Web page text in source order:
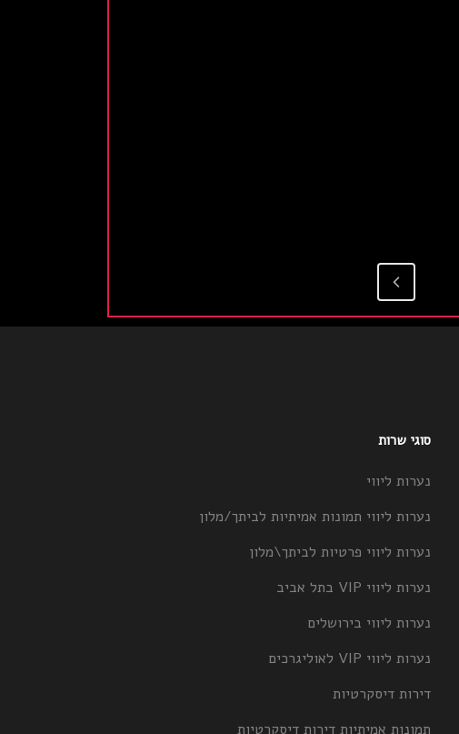
סוגי שרות
נערות ליווי
נערות ליווי תמונות אמיתיות לביתך/מלון
נערות ליווי פרטיות לביתך\מלון
נערות ליווי VIP בתל אביב
נערות ליווי בירושלים
נערות ליווי VIP לאוליגרכים
דירות דיסקרטיות
תמונות אמיתיות דירות דיסקרטיות